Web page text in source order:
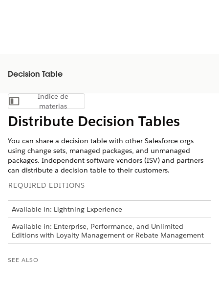
Decision Table
Mostrar índice de materias
Índice de
materias
Distribute Decision Tables
You can share a decision table with other Salesforce orgs
using change sets, managed packages, and unmanaged
packages. Independent software vendors (ISV) and partners
can distribute a decision table to their customers.
REQUIRED EDITIONS
Available in: Lightning Experience
Available in: Enterprise, Performance, and Unlimited
Editions with Loyalty Management or Rebate Management
SEE ALSO